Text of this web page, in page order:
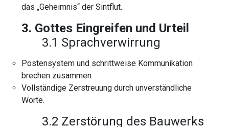
das „Geheimnis“ der Sintflut.
3. Gottes Eingreifen und Urteil
3.1 Sprachverwirrung
Postensystem und schrittweise Kommunikation
brechen zusammen.
Vollständige Zerstreuung durch unverständliche
Worte.
3.2 Zerstörung des Bauwerks